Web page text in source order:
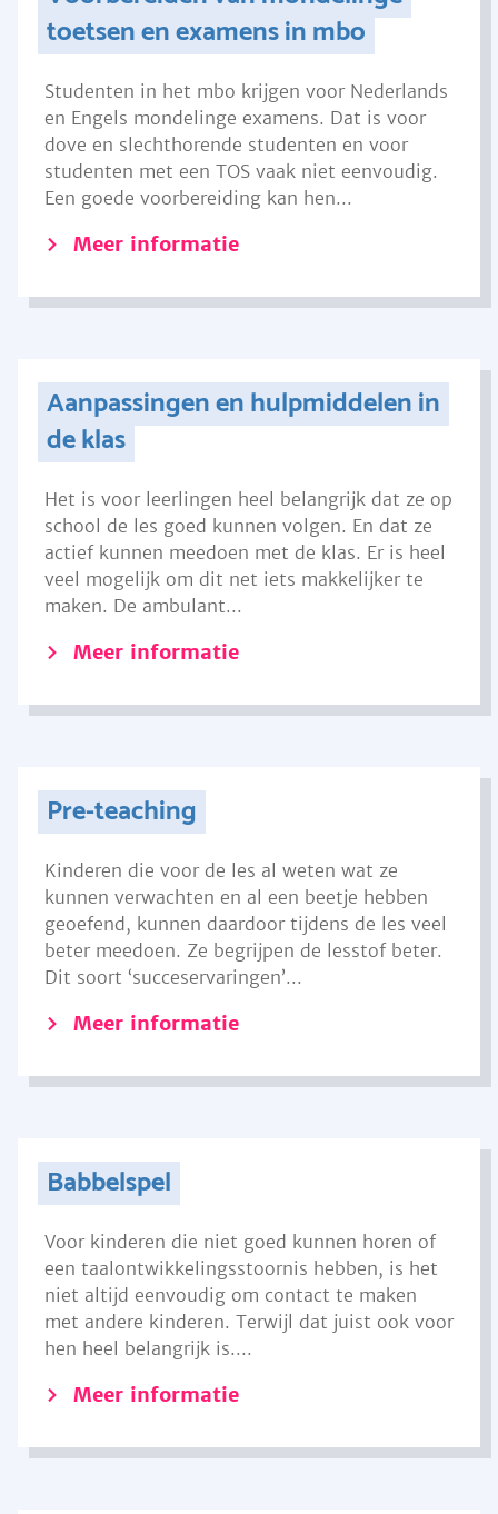
toetsen en examens in mbo
Studenten in het mbo krijgen voor Nederlands
en Engels mondelinge examens. Dat is voor
dove en slechthorende studenten en voor
studenten met een TOS vaak niet eenvoudig.
Een goede voorbereiding kan hen...
Meer informatie
Aanpassingen en hulpmiddelen in
de klas
Het is voor leerlingen heel belangrijk dat ze op
school de les goed kunnen volgen. En dat ze
actief kunnen meedoen met de klas. Er is heel
veel mogelijk om dit net iets makkelijker te
maken. De ambulant...
Meer informatie
Pre-teaching
Kinderen die voor de les al weten wat ze
kunnen verwachten en al een beetje hebben
geoefend, kunnen daardoor tijdens de les veel
beter meedoen. Ze begrijpen de lesstof beter.
Dit soort ‘succeservaringen’...
Meer informatie
Babbelspel
Voor kinderen die niet goed kunnen horen of
een taalontwikkelingsstoornis hebben, is het
niet altijd eenvoudig om contact te maken
met andere kinderen. Terwijl dat juist ook voor
hen heel belangrijk is....
Meer informatie